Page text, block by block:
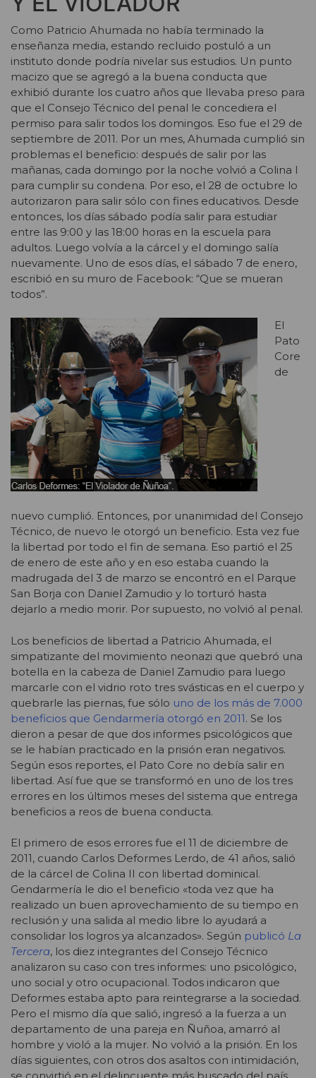
Como Patricio Ahumada no había terminado la
enseñanza media, estando recluido postuló a un
instituto donde podría nivelar sus estudios. Un punto
macizo que se agregó a la buena conducta que
exhibió durante los cuatro años que llevaba preso para
que el Consejo Técnico del penal le concediera el
permiso para salir todos los domingos. Eso fue el 29 de
septiembre de 2011. Por un mes, Ahumada cumplió sin
problemas el beneficio: después de salir por las
mañanas, cada domingo por la noche volvió a Colina I
para cumplir su condena. Por eso, el 28 de octubre lo
autorizaron para salir sólo con fines educativos. Desde
entonces, los días sábado podía salir para estudiar
entre las 9:00 y las 18:00 horas en la escuela para
adultos. Luego volvía a la cárcel y el domingo salía
nuevamente. Uno de esos días, el sábado 7 de enero,
escribió en su muro de Facebook: “Que se mueran
todos”.
El
Pato
Core
de
nuevo cumplió. Entonces, por unanimidad del Consejo
Técnico, de nuevo le otorgó un beneficio. Esta vez fue
la libertad por todo el fin de semana. Eso partió el 25
de enero de este año y en eso estaba cuando la
madrugada del 3 de marzo se encontró en el Parque
San Borja con Daniel Zamudio y lo torturó hasta
dejarlo a medio morir. Por supuesto, no volvió al penal.
Los beneficios de libertad a Patricio Ahumada, el
simpatizante del movimiento neonazi que quebró una
botella en la cabeza de Daniel Zamudio para luego
marcarle con el vidrio roto tres svásticas en el cuerpo y
quebrarle las piernas, fue sólo uno de los más de 7.000
beneficios que Gendarmería otorgó en 2011. Se los
dieron a pesar de que dos informes psicológicos que
se le habían practicado en la prisión eran negativos.
Según esos reportes, el Pato Core no debía salir en
libertad. Así fue que se transformó en uno de los tres
errores en los últimos meses del sistema que entrega
beneficios a reos de buena conducta.
El primero de esos errores fue el 11 de diciembre de
2011, cuando Carlos Deformes Lerdo, de 41 años, salió
de la cárcel de Colina II con libertad dominical.
Gendarmería le dio el beneficio «toda vez que ha
realizado un buen aprovechamiento de su tiempo en
reclusión y una salida al medio libre lo ayudará a
consolidar los logros ya alcanzados». Según publicó La
Tercera, los diez integrantes del Consejo Técnico
analizaron su caso con tres informes: uno psicológico,
uno social y otro ocupacional. Todos indicaron que
Deformes estaba apto para reintegrarse a la sociedad.
Pero el mismo día que salió, ingresó a la fuerza a un
departamento de una pareja en Ñuñoa, amarró al
hombre y violó a la mujer. No volvió a la prisión. En los
días siguientes, con otros dos asaltos con intimidación,